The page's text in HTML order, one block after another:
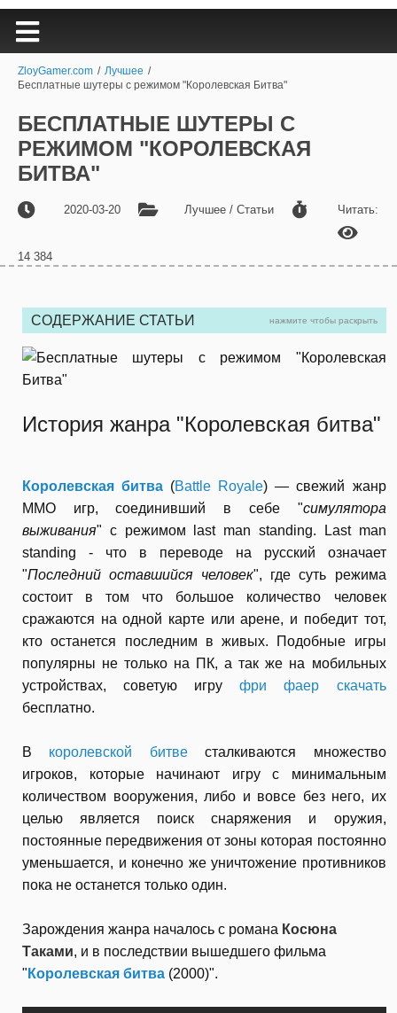
ZloyGamer.com / Лучшее /
Бесплатные шутеры с режимом "Королевская Битва"
БЕСПЛАТНЫЕ ШУТЕРЫ С
РЕЖИМОМ "КОРОЛЕВСКАЯ
БИТВА"
2020-03-20 Лучшее / Статьи Читать:
14 384
СОДЕРЖАНИЕ СТАТЬИ нажмите чтобы раскрыть
История жанра "Королевская битва"
Королевская битва (Battle Royale) — свежий жанр
MMO игр, соединивший в себе "симулятора
выживания" с режимом last man standing. Last man
standing - что в переводе на русский означает
"Последний оставшийся человек", где суть режима
состоит в том что большое количество человек
сражаются на одной карте или арене, и победит тот,
кто останется последним в живых. Подобные игры
популярны не только на ПК, а так же на мобильных
устройствах, советую игруфри фаер скачать
бесплатно.
В королевской битвесталкиваются множество
игроков, которые начинают игру с минимальным
количеством вооружения, либо и вовсе без него, их
целью является поиск снаряжения и оружия,
постоянные передвижения от зоны которая постоянно
уменьшается, и конечно же уничтожение противников
пока не останется только один.
Зарождения жанра началось с романа Косюна
Таками, и в последствии вышедшего фильма
" Королевская битва (2000)".